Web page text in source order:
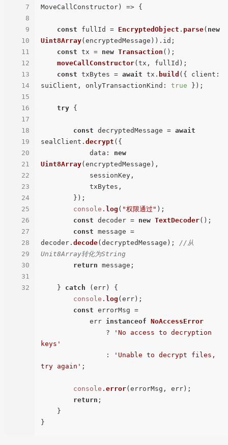
7
8
9
10
11
12
13
14
15
16
17
18
19
20
21
22
23
24
25
26
27
28
29
30
31
32
MoveCallConstructor ) => {
const fullId = EncryptedObject . parse( new
Uint8Array(encryptedMessage)). id ;
const tx = new Transaction ();
moveCallConstructor(tx, fullId);
const txBytes = await tx. build ({ client :
suiClient, onlyTransactionKind : true });
try {
const decryptedMessage = await
sealClient. decrypt ({
data : new
Uint8Array(encryptedMessage),
sessionKey,
txBytes,
});
console . log ( "权限通过" );
const decoder = new TextDecoder();
const message =
decoder. decode(decryptedMessage); //从
Unit8Array转化为String
return message;
} catch (err) {
console . log (err);
const errorMsg =
err instanceof NoAccessError
?
'No access to decryption
keys'
:
'Unable to decrypt files,
try again' ;
console . error(errorMsg, err);
return ;
}